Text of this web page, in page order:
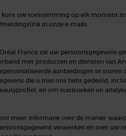
kunt uw toestemming op elk moment
in onze e-mails.
France zal uw persoonsgegevens
met producten en diensten van
aanbiedingen te sturen
die u met ons hebt gedeeld,
en om statistieken en
meer informatie over de manier
verwerken en over uw